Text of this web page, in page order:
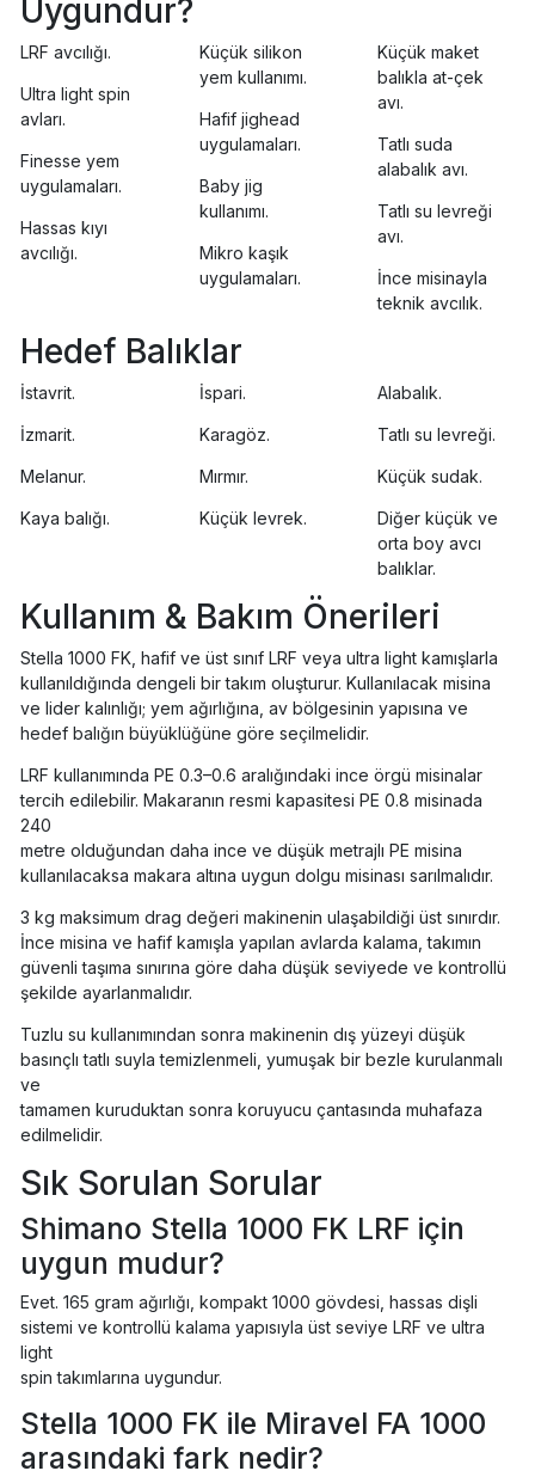
Uygundur?
LRF avcılığı.
Ultra light spin
avları.
Finesse yem
uygulamaları.
Hassas kıyı
avcılığı.
Küçük silikon
yem kullanımı.
Hafif jighead
uygulamaları.
Baby jig
kullanımı.
Mikro kaşık
uygulamaları.
Küçük maket
balıkla at-çek
avı.
Tatlı suda
alabalık avı.
Tatlı su levreği
avı.
İnce misinayla
teknik avcılık.
Hedef Balıklar
İstavrit.
İzmarit.
Melanur.
Kaya balığı.
İspari.
Karagöz.
Mırmır.
Küçük levrek.
Alabalık.
Tatlı su levreği.
Küçük sudak.
Diğer küçük ve
orta boy avcı
balıklar.
Kullanım & Bakım Önerileri
Stella 1000 FK, hafif ve üst sınıf LRF veya ultra light kamışlarla
kullanıldığında dengeli bir takım oluşturur. Kullanılacak misina
ve lider kalınlığı; yem ağırlığına, av bölgesinin yapısına ve
hedef balığın büyüklüğüne göre seçilmelidir.
LRF kullanımında PE 0.3–0.6 aralığındaki ince örgü misinalar
tercih edilebilir. Makaranın resmi kapasitesi PE 0.8 misinada
240
metre olduğundan daha ince ve düşük metrajlı PE misina
kullanılacaksa makara altına uygun dolgu misinası sarılmalıdır.
3 kg maksimum drag değeri makinenin ulaşabildiği üst sınırdır.
İnce misina ve hafif kamışla yapılan avlarda kalama, takımın
güvenli taşıma sınırına göre daha düşük seviyede ve kontrollü
şekilde ayarlanmalıdır.
Tuzlu su kullanımından sonra makinenin dış yüzeyi düşük
basınçlı tatlı suyla temizlenmeli, yumuşak bir bezle kurulanmalı
ve
tamamen kuruduktan sonra koruyucu çantasında muhafaza
edilmelidir.
Sık Sorulan Sorular
Shimano Stella 1000 FK LRF için
uygun mudur?
Evet. 165 gram ağırlığı, kompakt 1000 gövdesi, hassas dişli
sistemi ve kontrollü kalama yapısıyla üst seviye LRF ve ultra
light
spin takımlarına uygundur.
Stella 1000 FK ile Miravel FA 1000
arasındaki fark nedir?